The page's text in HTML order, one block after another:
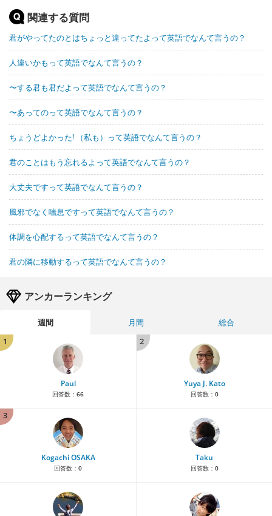
関連する質問
君がやってたのとはちょっと違ってたよって英語でなんて言うの？
人違いかもって英語でなんて言うの？
〜する君も君だよって英語でなんて言うの？
〜あってのって英語でなんて言うの？
ちょうどよかった! （私も）って英語でなんて言うの？
君のことはもう忘れるよって英語でなんて言うの？
大丈夫ですって英語でなんて言うの？
風邪でなく喘息ですって英語でなんて言うの？
体調を心配するって英語でなんて言うの？
君の隣に移動するって英語でなんて言うの？
アンカーランキング
週間 月間
総合
1
Paul
回答数： 66
2
Yuya J. Kato
回答数： 0
3
Kogachi OSAKA
回答数： 0
Taku
回答数： 0